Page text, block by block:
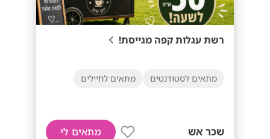
רשת עגלות קפה מגייסת!
מתאים לסטודנטים מתאים לחיילים
שכר אש מתאים לי